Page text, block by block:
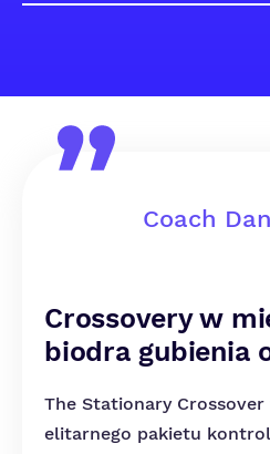
Coach
Crossovery w
biodra gubienia
The Stationary
elitarnego pakietu